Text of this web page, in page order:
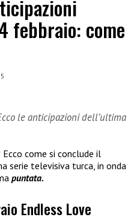
febbraio: come
le anticipazioni dell’ultima
Ecco come si conclude il
serie televisiva turca, in onda
puntata.
Endless Love